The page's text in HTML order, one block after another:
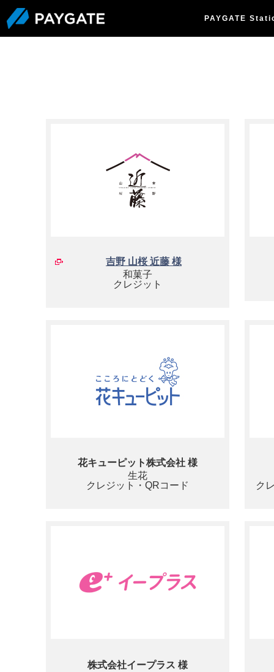
PAYGATE
吉野 山桜 近藤 様
和菓子
クレジット
花キューピット株式会社 様
生花
クレジット・QRコード
ク
株式会社イープラス 様